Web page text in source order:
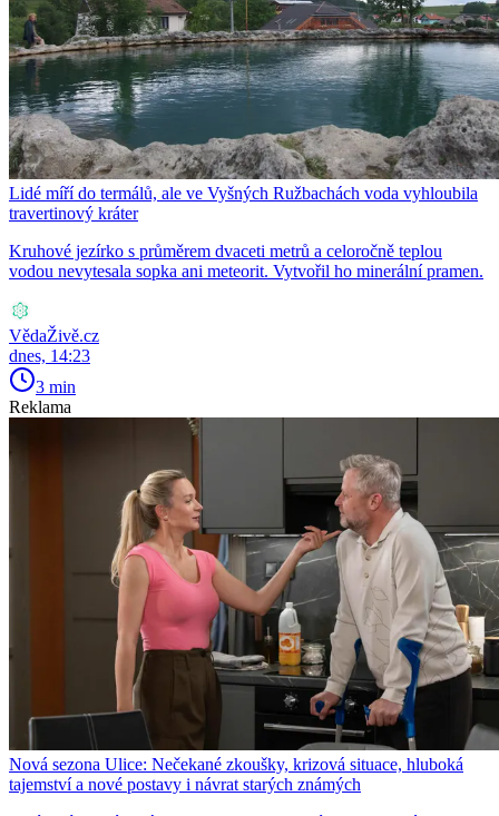
Lidé míří do termálů, ale ve Vyšných Ružbachách voda vyhloubila
travertinový kráter
Kruhové jezírko s průměrem dvaceti metrů a celoročně teplou
vodou nevytesala sopka ani meteorit. Vytvořil ho minerální pramen.
VědaŽivě.cz
dnes, 14:23
3 min
Reklama
Nová sezona Ulice: Nečekané zkoušky, krizová situace, hluboká
tajemství a nové postavy i návrat starých známých